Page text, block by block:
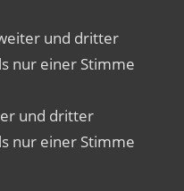
und dritter
nur einer Stimme
und dritter
nur einer Stimme